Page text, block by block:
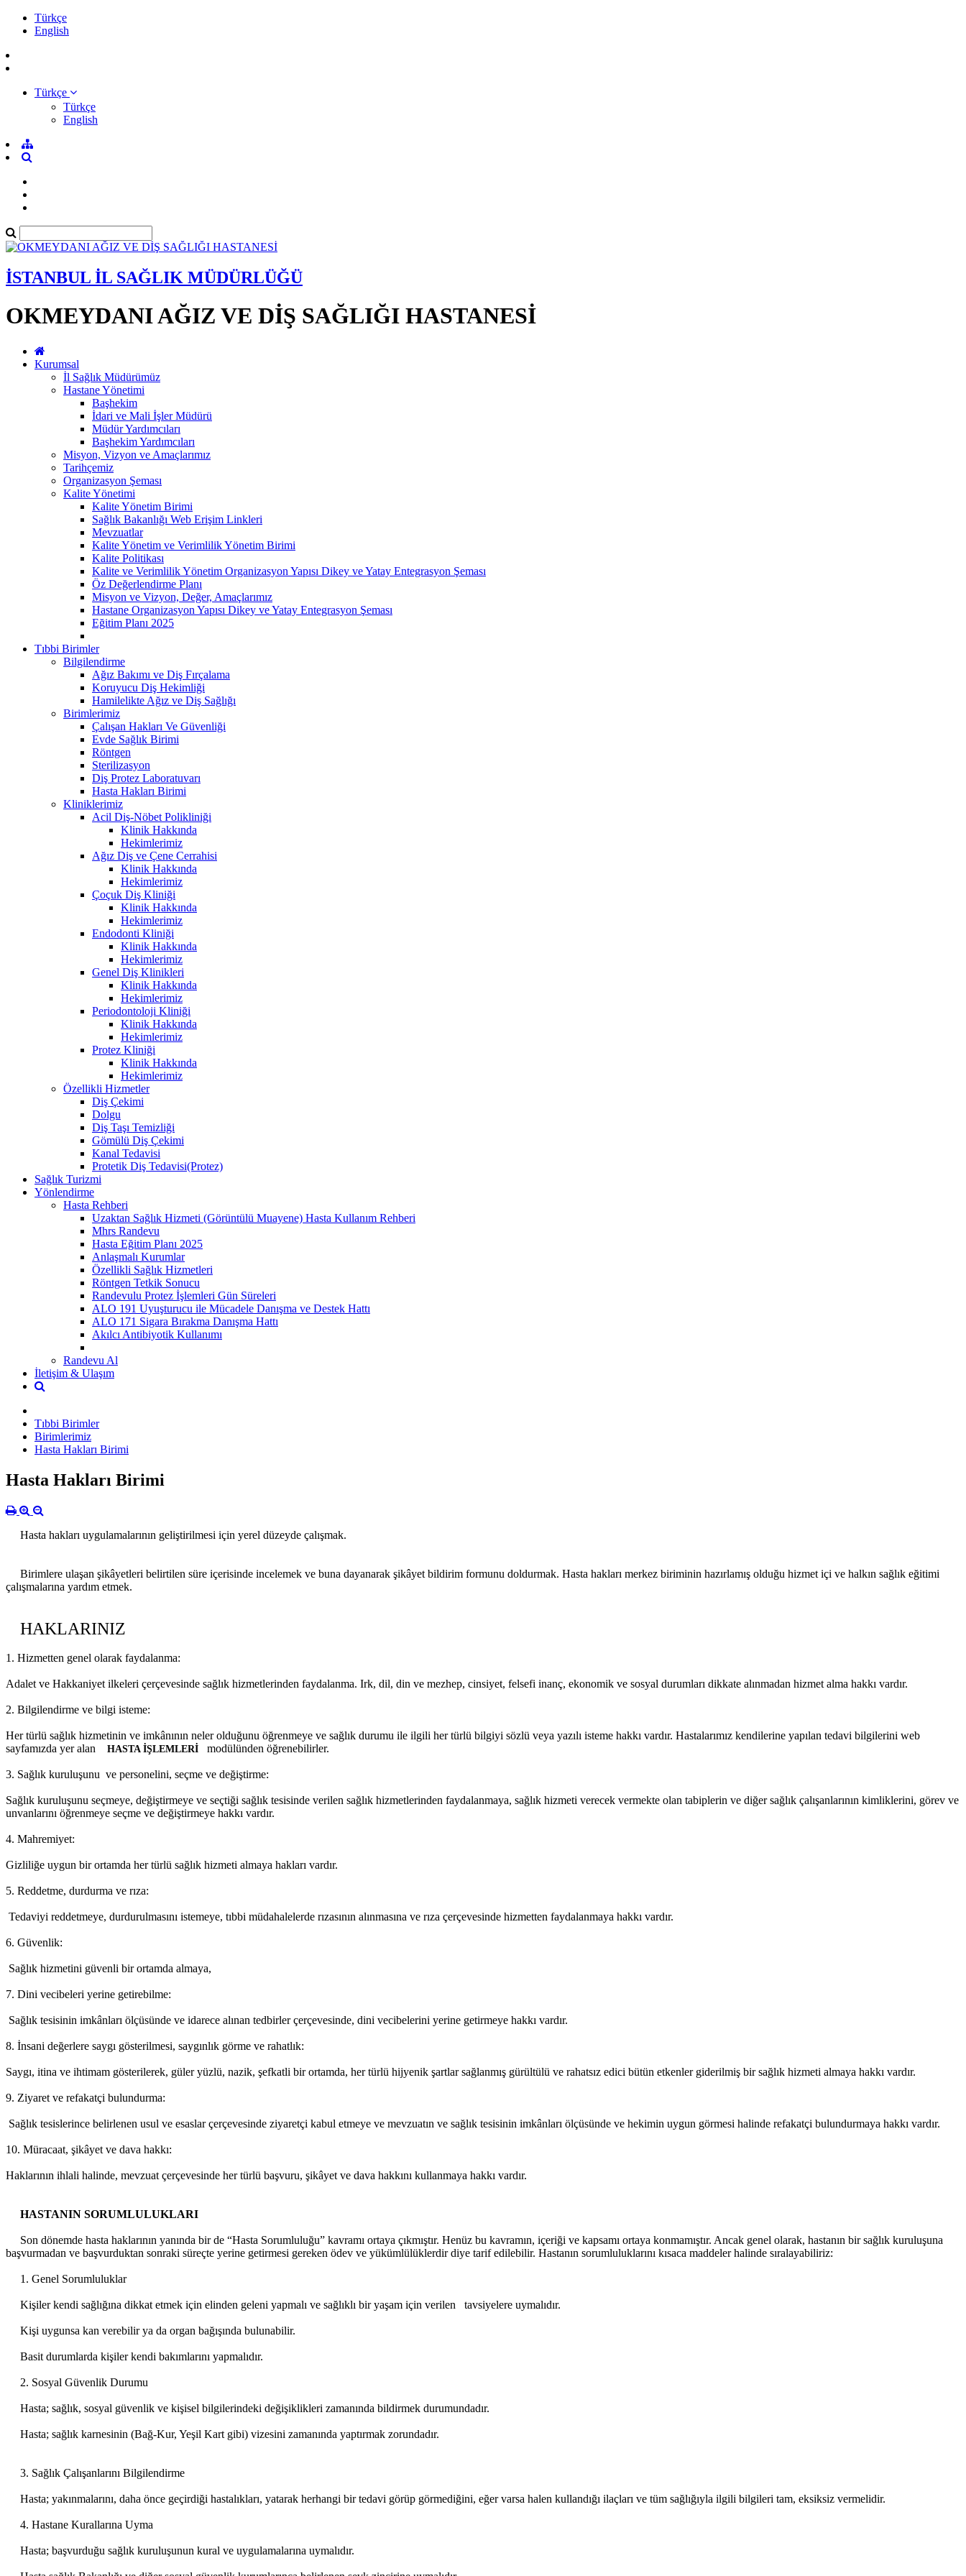
Türkçe
English
Türkçe
Türkçe
English
İSTANBUL İL SAĞLIK MÜDÜRLÜĞÜ
OKMEYDANI AĞIZ VE DİŞ SAĞLIĞI HASTANESİ
Kurumsal
İl Sağlık Müdürümüz
Hastane Yönetimi
Başhekim
İdari ve Mali İşler Müdürü
Müdür Yardımcıları
Başhekim Yardımcıları
Misyon, Vizyon ve Amaçlarımız
Tarihçemiz
Organizasyon Şeması
Kalite Yönetimi
Kalite Yönetim Birimi
Sağlık Bakanlığı Web Erişim Linkleri
Mevzuatlar
Kalite Yönetim ve Verimlilik Yönetim Birimi
Kalite Politikası
Kalite ve Verimlilik Yönetim Organizasyon Yapısı Dikey ve Yatay Entegrasyon Şeması
Öz Değerlendirme Planı
Misyon ve Vizyon, Değer, Amaçlarımız
Hastane Organizasyon Yapısı Dikey ve Yatay Entegrasyon Şeması
Eğitim Planı 2025
Tıbbi Birimler
Bilgilendirme
Ağız Bakımı ve Diş Fırçalama
Koruyucu Diş Hekimliği
Hamilelikte Ağız ve Diş Sağlığı
Birimlerimiz
Çalışan Hakları Ve Güvenliği
Evde Sağlık Birimi
Röntgen
Sterilizasyon
Diş Protez Laboratuvarı
Hasta Hakları Birimi
Kliniklerimiz
Acil Diş-Nöbet Polikliniği
Klinik Hakkında
Hekimlerimiz
Ağız Diş ve Çene Cerrahisi
Klinik Hakkında
Hekimlerimiz
Çoçuk Diş Kliniği
Klinik Hakkında
Hekimlerimiz
Endodonti Kliniği
Klinik Hakkında
Hekimlerimiz
Genel Diş Klinikleri
Klinik Hakkında
Hekimlerimiz
Periodontoloji Kliniği
Klinik Hakkında
Hekimlerimiz
Protez Kliniği
Klinik Hakkında
Hekimlerimiz
Özellikli Hizmetler
Diş Çekimi
Dolgu
Diş Taşı Temizliği
Gömülü Diş Çekimi
Kanal Tedavisi
Protetik Diş Tedavisi(Protez)
Sağlık Turizmi
Yönlendirme
Hasta Rehberi
Uzaktan Sağlık Hizmeti (Görüntülü Muayene) Hasta Kullanım Rehberi
Mhrs Randevu
Hasta Eğitim Planı 2025
Anlaşmalı Kurumlar
Özellikli Sağlık Hizmetleri
Röntgen Tetkik Sonucu
Randevulu Protez İşlemleri Gün Süreleri
ALO 191 Uyuşturucu ile Mücadele Danışma ve Destek Hattı
ALO 171 Sigara Bırakma Danışma Hattı
Akılcı Antibiyotik Kullanımı
Randevu Al
İletişim & Ulaşım
Tıbbi Birimler
Birimlerimiz
Hasta Hakları Birimi
Hasta Hakları Birimi
Hasta hakları uygulamalarının geliştirilmesi için yerel düzeyde çalışmak.
Birimlere ulaşan şikâyetleri belirtilen süre içerisinde incelemek ve buna dayanarak şikâyet bildirim formunu doldurmak. Hasta hakları merkez biriminin hazırlamış olduğu hizmet içi ve halkın sağlık eğitimi
çalışmalarına yardım etmek.
HAKLARINIZ
1. Hizmetten genel olarak faydalanma:
Adalet ve Hakkaniyet ilkeleri çerçevesinde sağlık hizmetlerinden faydalanma. Irk, dil, din ve mezhep, cinsiyet, felsefi inanç, ekonomik ve sosyal durumları dikkate alınmadan hizmet alma hakkı vardır.
2. Bilgilendirme ve bilgi isteme:
Her türlü sağlık hizmetinin ve imkânının neler olduğunu öğrenmeye ve sağlık durumu ile ilgili her türlü bilgiyi sözlü veya yazılı isteme hakkı vardır. Hastalarımız kendilerine yapılan tedavi bilgilerini web
sayfamızda yer alan HASTA İŞLEMLERİ modülünden öğrenebilirler.
3. Sağlık kuruluşunu ve personelini, seçme ve değiştirme:
Sağlık kuruluşunu seçmeye, değiştirmeye ve seçtiği sağlık tesisinde verilen sağlık hizmetlerinden faydalanmaya, sağlık hizmeti verecek vermekte olan tabiplerin ve diğer sağlık çalışanlarının kimliklerini, görev ve
unvanlarını öğrenmeye seçme ve değiştirmeye hakkı vardır.
4. Mahremiyet:
Gizliliğe uygun bir ortamda her türlü sağlık hizmeti almaya hakları vardır.
5. Reddetme, durdurma ve rıza:
Tedaviyi reddetmeye, durdurulmasını istemeye, tıbbi müdahalelerde rızasının alınmasına ve rıza çerçevesinde hizmetten faydalanmaya hakkı vardır.
6. Güvenlik:
Sağlık hizmetini güvenli bir ortamda almaya,
7. Dini vecibeleri yerine getirebilme:
Sağlık tesisinin imkânları ölçüsünde ve idarece alınan tedbirler çerçevesinde, dini vecibelerini yerine getirmeye hakkı vardır.
8. İnsani değerlere saygı gösterilmesi, saygınlık görme ve rahatlık:
Saygı, itina ve ihtimam gösterilerek, güler yüzlü, nazik, şefkatli bir ortamda, her türlü hijyenik şartlar sağlanmış gürültülü ve rahatsız edici bütün etkenler giderilmiş bir sağlık hizmeti almaya hakkı vardır.
9. Ziyaret ve refakatçi bulundurma:
Sağlık tesislerince belirlenen usul ve esaslar çerçevesinde ziyaretçi kabul etmeye ve mevzuatın ve sağlık tesisinin imkânları ölçüsünde ve hekimin uygun görmesi halinde refakatçi bulundurmaya hakkı vardır.
10. Müracaat, şikâyet ve dava hakkı:
Haklarının ihlali halinde, mevzuat çerçevesinde her türlü başvuru, şikâyet ve dava hakkını kullanmaya hakkı vardır.
HASTANIN SORUMLULUKLARI
Son dönemde hasta haklarının yanında bir de “Hasta Sorumluluğu” kavramı ortaya çıkmıştır. Henüz bu kavramın, içeriği ve kapsamı ortaya konmamıştır. Ancak genel olarak, hastanın bir sağlık kuruluşuna
başvurmadan ve başvurduktan sonraki süreçte yerine getirmesi gereken ödev ve yükümlülüklerdir diye tarif edilebilir. Hastanın sorumluluklarını kısaca maddeler halinde sıralayabiliriz:
1. Genel Sorumluluklar
Kişiler kendi sağlığına dikkat etmek için elinden geleni yapmalı ve sağlıklı bir yaşam için verilen tavsiyelere uymalıdır.
Kişi uygunsa kan verebilir ya da organ bağışında bulunabilir.
Basit durumlarda kişiler kendi bakımlarını yapmalıdır.
2. Sosyal Güvenlik Durumu
Hasta; sağlık, sosyal güvenlik ve kişisel bilgilerindeki değişiklikleri zamanında bildirmek durumundadır.
Hasta; sağlık karnesinin (Bağ-Kur, Yeşil Kart gibi) vizesini zamanında yaptırmak zorundadır.
3. Sağlık Çalışanlarını Bilgilendirme
Hasta; yakınmalarını, daha önce geçirdiği hastalıkları, yatarak herhangi bir tedavi görüp görmediğini, eğer varsa halen kullandığı ilaçları ve tüm sağlığıyla ilgili bilgileri tam, eksiksiz vermelidir.
4. Hastane Kurallarına Uyma
Hasta; başvurduğu sağlık kuruluşunun kural ve uygulamalarına uymalıdır.